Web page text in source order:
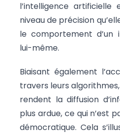
l’intelligence
niveau de précision
le comportement d’un
lui-même.
Biaisant également
travers leurs
rendent la diffusion
plus ardue, ce qui n’est
démocratique. Cela